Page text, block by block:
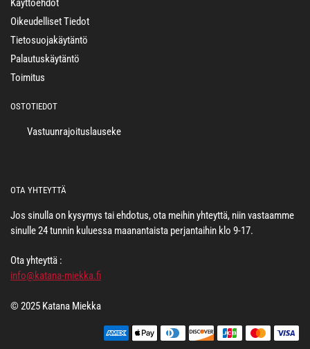
Käyttöehdot
Oikeudelliset Tiedot
Tietosuojakäytäntö
Palautuskäytäntö
Toimitus
OSTOTIEDOT
Vastuunrajoituslauseke
OTA YHTEYTTÄ
Jos sinulla on kysymys tai ehdotus, ota meihin yhteyttä, niin vastaamme
sinulle 24 tunnin kuluessa maanantaista perjantaihin klo 9-17.
Ota yhteyttä :
info@katana-miekka.fi
© 2025 Katana Miekka